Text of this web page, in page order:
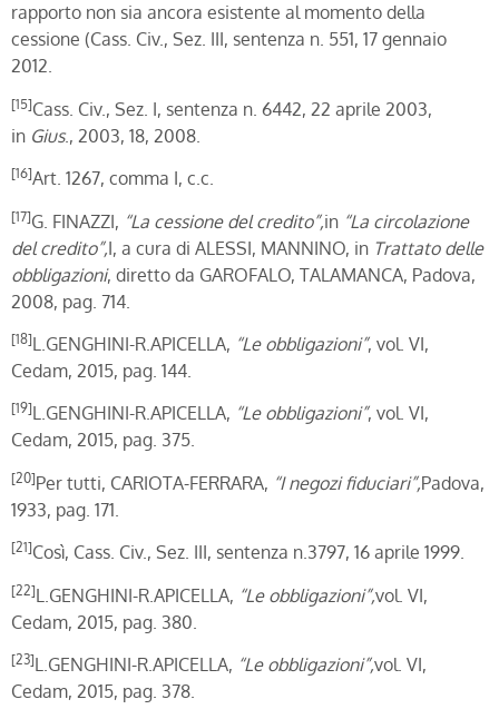
rapporto non sia ancora esistente al momento della
cessione (Cass. Civ., Sez. III, sentenza n. 551, 17 gennaio
2012.
[15]Cass. Civ., Sez. I, sentenza n. 6442, 22 aprile 2003,
in Gius., 2003, 18, 2008.
[16]Art. 1267, comma I, c.c.
[17]G. FINAZZI, “La cessione del credito”,in “La circolazione
del credito”,I, a cura di ALESSI, MANNINO, in Trattato delle
obbligazioni, diretto da GAROFALO, TALAMANCA, Padova,
2008, pag. 714.
[18]L.GENGHINI-R.APICELLA, “Le obbligazioni”, vol. VI,
Cedam, 2015, pag. 144.
[19]L.GENGHINI-R.APICELLA, “Le obbligazioni”, vol. VI,
Cedam, 2015, pag. 375.
[20]Per tutti, CARIOTA-FERRARA, “I negozi fiduciari”,Padova,
1933, pag. 171.
[21]Così, Cass. Civ., Sez. III, sentenza n.3797, 16 aprile 1999.
[22]L.GENGHINI-R.APICELLA, “Le obbligazioni”,vol. VI,
Cedam, 2015, pag. 380.
[23]L.GENGHINI-R.APICELLA, “Le obbligazioni”,vol. VI,
Cedam, 2015, pag. 378.